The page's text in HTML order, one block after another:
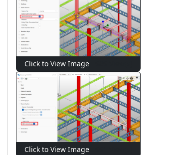
Click to View Image
Click to View Image